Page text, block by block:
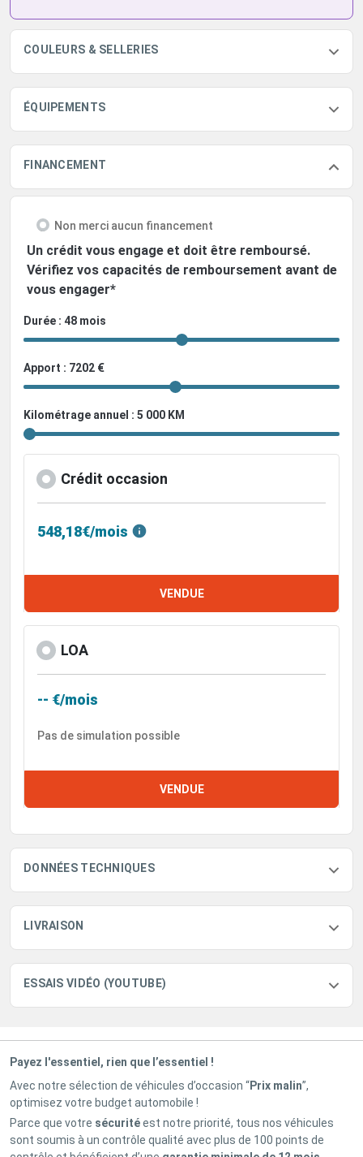
COULEURS & SELLERIES
ÉQUIPEMENTS
FINANCEMENT
Non merci aucun financement
Un crédit vous engage et doit être remboursé.
Vérifiez vos capacités de remboursement avant de
vous engager*
Durée : 48 mois
Apport : 7202 €
Kilométrage annuel : 5 000 KM
Crédit occasion
548,18€/mois
VENDUE
LOA
-- €/mois
Pas de simulation possible
VENDUE
DONNÉES TECHNIQUES
LIVRAISON
ESSAIS VIDÉO (YOUTUBE)
Payez l'essentiel, rien que l’essentiel !
Avec notre sélection de véhicules d’occasion “Prix malin”,
optimisez votre budget automobile !
Parce que votre sécuritéest notre priorité, tous nos véhicules
sont soumis à un contrôle qualité avec plus de 100 points de